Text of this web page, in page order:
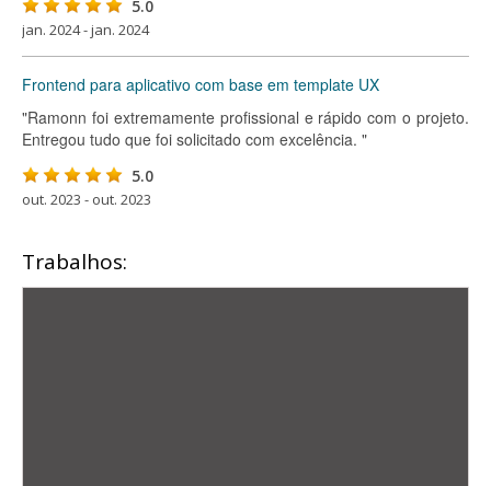
5.0
jan. 2024 - jan. 2024
Frontend para aplicativo com base em template UX
"Ramonn foi extremamente profissional e rápido com o projeto.
Entregou tudo que foi solicitado com excelência. "
5.0
out. 2023 - out. 2023
Trabalhos: